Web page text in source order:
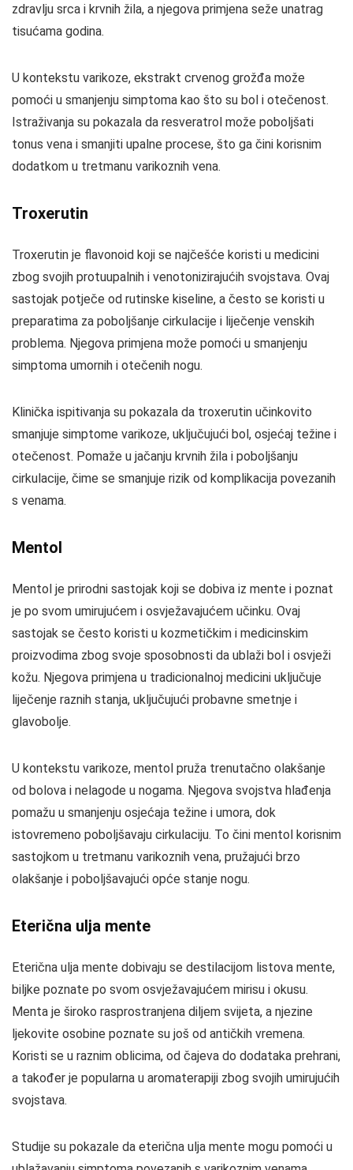
zdravlju srca i krvnih žila, a njegova primjena seže unatrag
tisućama godina.
U kontekstu varikoze, ekstrakt crvenog grožđa može
pomoći u smanjenju simptoma kao što su bol i otečenost.
Istraživanja su pokazala da resveratrol može poboljšati
tonus vena i smanjiti upalne procese, što ga čini korisnim
dodatkom u tretmanu varikoznih vena.
Troxerutin
Troxerutin je flavonoid koji se najčešće koristi u medicini
zbog svojih protuupalnih i venotonizirajućih svojstava. Ovaj
sastojak potječe od rutinske kiseline, a često se koristi u
preparatima za poboljšanje cirkulacije i liječenje venskih
problema. Njegova primjena može pomoći u smanjenju
simptoma umornih i otečenih nogu.
Klinička ispitivanja su pokazala da troxerutin učinkovito
smanjuje simptome varikoze, uključujući bol, osjećaj težine i
otečenost. Pomaže u jačanju krvnih žila i poboljšanju
cirkulacije, čime se smanjuje rizik od komplikacija povezanih
s venama.
Mentol
Mentol je prirodni sastojak koji se dobiva iz mente i poznat
je po svom umirujućem i osvježavajućem učinku. Ovaj
sastojak se često koristi u kozmetičkim i medicinskim
proizvodima zbog svoje sposobnosti da ublaži bol i osvježi
kožu. Njegova primjena u tradicionalnoj medicini uključuje
liječenje raznih stanja, uključujući probavne smetnje i
glavobolje.
U kontekstu varikoze, mentol pruža trenutačno olakšanje
od bolova i nelagode u nogama. Njegova svojstva hlađenja
pomažu u smanjenju osjećaja težine i umora, dok
istovremeno poboljšavaju cirkulaciju. To čini mentol korisnim
sastojkom u tretmanu varikoznih vena, pružajući brzo
olakšanje i poboljšavajući opće stanje nogu.
Eterična ulja mente
Eterična ulja mente dobivaju se destilacijom listova mente,
biljke poznate po svom osvježavajućem mirisu i okusu.
Menta je široko rasprostranjena diljem svijeta, a njezine
ljekovite osobine poznate su još od antičkih vremena.
Koristi se u raznim oblicima, od čajeva do dodataka prehrani,
a također je popularna u aromaterapiji zbog svojih umirujućih
svojstava.
Studije su pokazale da eterična ulja mente mogu pomoći u